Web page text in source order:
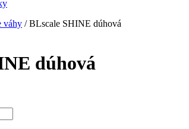
váhy / BLscale SHINE dúhová
dúhová